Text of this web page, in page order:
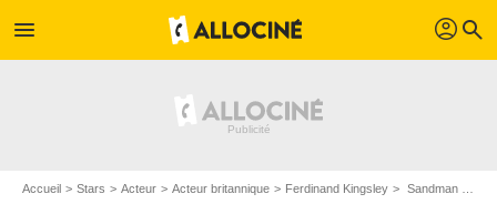
menu profil search
Accueil Stars Acteur Acteur britannique Ferdinand Kingsley Sandman : Photo Tom Sturridge, Ferdinand Kingsley